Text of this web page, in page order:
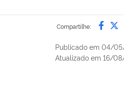
Compartilhe:
Publicado em 04/
Atualizado em 16/